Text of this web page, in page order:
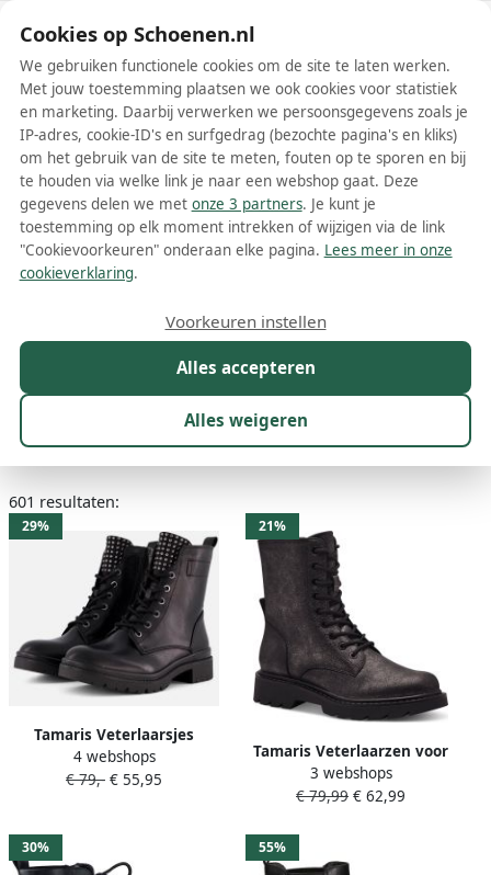
Schoenen.nl
Wis filters Alle filters
Tamaris dames boots
Als je op zoek bent naar stijlvolle, comfortabele en kwalitatief
hoogwaardige boots voor dames, zijn Tamaris dames boots een
om haar modieuze en betaalbare schoenen. De collectie dames
boots van Tamaris is divers en biedt voor ieder wat wils. Van
enkellaarsjes tot hoge laarzen en van stoere biker boots tot
elegante sleehakken, je vindt het allemaal in het assortiment van
Chelsea boots Enkelboots
Maat Merk 1 Model Kleur Prijs
601 resultaten:
29%
Tamaris Veterlaarsjes
blokhak veterschoenen
bikerboots bezet met studs
4 webshops
€ 79,- € 55,95
21%
Tamaris Veterlaarzen voor
dames in effen kleuren
3 webshops
€ 79,99 € 62,99
30% 55%
Cookies op Schoenen.nl
We gebruiken functionele cookies om de site te laten werken.
Met jouw toestemming plaatsen we ook cookies voor statistiek
en marketing. Daarbij verwerken we persoonsgegevens zoals je
IP-adres, cookie-ID's en surfgedrag (bezochte pagina's en kliks)
om het gebruik van de site te meten, fouten op te sporen en bij
te houden via welke link je naar een webshop gaat. Deze
gegevens delen we met onze 3 partners. Je kunt je
toestemming op elk moment intrekken of wijzigen via de link
"Cookievoorkeuren" onderaan elke pagina. Lees meer in onze
cookieverklaring.
Alles accepteren
Alles weigeren
Voorkeuren instellen